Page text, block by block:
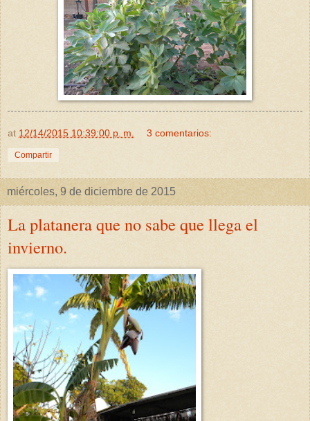
at 12/14/2015 10:39:00 p. m. 3 comentarios:
Compartir
miércoles, 9 de diciembre de 2015
La platanera que no sabe que llega el
invierno.